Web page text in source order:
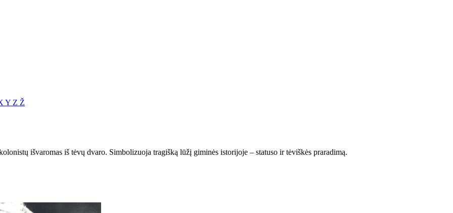
Y Z Ž
išvaromas iš tėvų dvaro. Simbolizuoja tragišką lūžį giminės istorijoje – statuso ir tėviškės praradimą.